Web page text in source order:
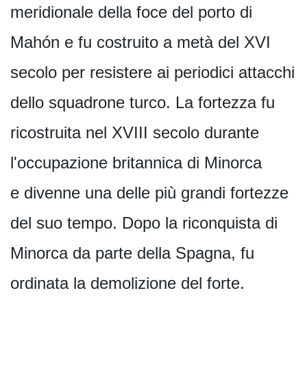
meridionale della foce del porto di
Mahón e fu costruito a metà del XVI
secolo per resistere ai periodici attacchi
dello squadrone turco. La fortezza fu
ricostruita nel XVIII secolo durante
l'occupazione britannica di Minorca
e divenne una delle più grandi fortezze
del suo tempo. Dopo la riconquista di
Minorca da parte della Spagna, fu
ordinata la demolizione del forte.